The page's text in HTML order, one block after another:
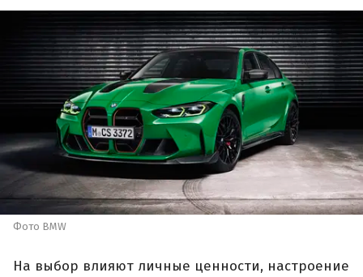
Фото BMW
На выбор влияют личные ценности, настроение